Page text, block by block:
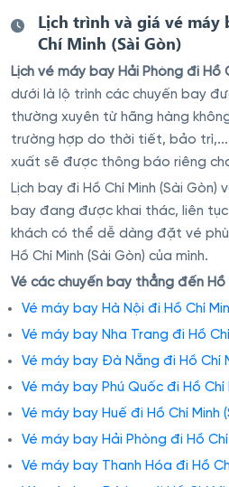
Lịch trình và giá vé máy
Chí Minh (Sài Gòn)
Lịch vé máy bay Hải Phòng đi Hồ
dưới là lộ trình các chuyến bay
thường xuyên từ hãng hàng
trường hợp do thời tiết, bảo
xuất sẽ được thông báo riêng
Lịch bay đi Hồ Chí Minh (Sài Gòn)
bay đang được khai thác, liên
khách có thể dễ dàng đặt vé phù
Hồ Chí Minh (Sài Gòn) của mình.
Vé các chuyến bay thẳng đến Hồ
Vé máy bay Hà Nội đi Hồ Chí
Vé máy bay Nha Trang đi Hồ
Vé máy bay Đà Nẵng đi Hồ Chí
Vé máy bay Phú Quốc đi Hồ Chí
Vé máy bay Huế đi Hồ Chí Minh
Vé máy bay Hải Phòng đi Hồ Chí
Vé máy bay Thanh Hóa đi Hồ